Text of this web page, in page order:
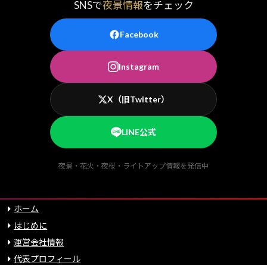
SNSで夜景情報をチェック
Facebook
Instagram
X（旧Twitter）
LINE公式
夜景・花火・夜桜・ライトアップ情報を発信中
ホーム
はじめに
運営会社情報
代表プロフィール